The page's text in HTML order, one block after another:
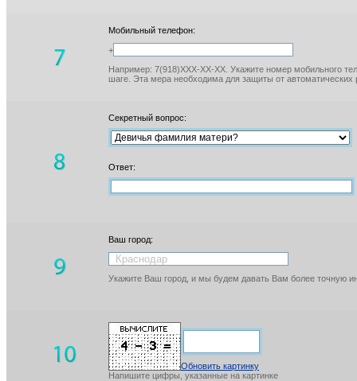
Мобильный телефон:
+
Например: 7(918)XXX-XX-XX. Укажите номер мобильного
шаге. Эта мера необходима для защиты от автоматических
Секретный вопрос:
Ответ:
Ваш город:
Укажите Ваш город, и мы будем давать Вам более точную
Обновить картинку
Напишите цифры, указанные на картинке